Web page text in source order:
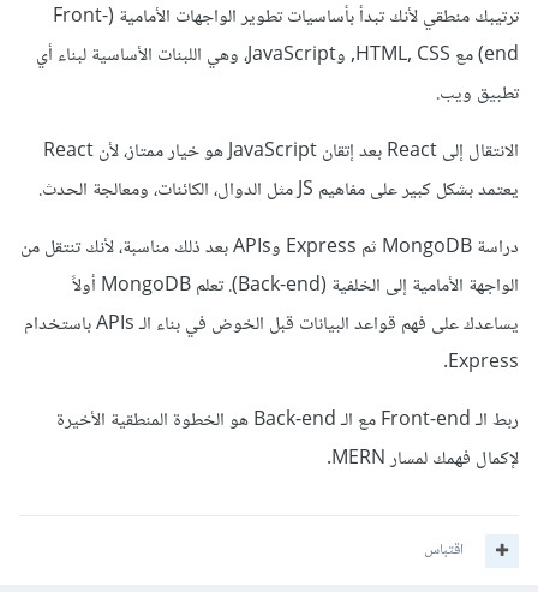
ترتيبك منطقي لأنك تبدأ بأساسيات تطوير الواجهات الأمامية (Front-
end) مع HTML, CSS, وJavaScript، وهي اللبنات الأساسية لبناء أي
تطبيق ويب.
الانتقال إلى React بعد إتقان JavaScript هو خيار ممتاز، لأن React
يعتمد بشكل كبير على مفاهيم JS مثل الدوال، الكائنات، ومعالجة الحدث.
دراسة MongoDB ثم Express وAPIs بعد ذلك مناسبة، لأنك تنتقل من
الواجهة الأمامية إلى الخلفية (Back-end). تعلم MongoDB أولاً
يساعدك على فهم قواعد البيانات قبل الخوض في بناء الـ APIs باستخدام
Express.
ربط الـ Front-end مع الـ Back-end هو الخطوة المنطقية الأخيرة
لإكمال فهمك لمسار MERN.
اقتباس